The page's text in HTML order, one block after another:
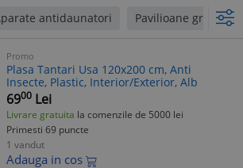
antidaunatori Pavilioane gradina
Promo
Plasa Tantari Usa 120x200 cm, Anti
Insecte, Plastic, Interior/Exterior, Alb
6900 Lei
Livrare gratuita la comenzile de 5000 lei
Primesti 69 puncte
1 vandut
Adauga in cos